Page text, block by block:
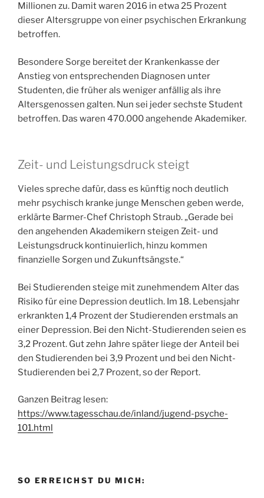
Millionen zu. Damit waren 2016 in etwa 25 Prozent
dieser Altersgruppe von einer psychischen Erkrankung
betroffen.
Besondere Sorge bereitet der Krankenkasse der
Anstieg von entsprechenden Diagnosen unter
Studenten, die früher als weniger anfällig als ihre
Altersgenossen galten. Nun sei jeder sechste Student
betroffen. Das waren 470.000 angehende Akademiker.
Zeit- und Leistungsdruck steigt
Vieles spreche dafür, dass es künftig noch deutlich
mehr psychisch kranke junge Menschen geben werde,
erklärte Barmer-Chef Christoph Straub. „Gerade bei
den angehenden Akademikern steigen Zeit- und
Leistungsdruck kontinuierlich, hinzu kommen
finanzielle Sorgen und Zukunftsängste.“
Bei Studierenden steige mit zunehmendem Alter das
Risiko für eine Depression deutlich. Im 18. Lebensjahr
erkrankten 1,4 Prozent der Studierenden erstmals an
einer Depression. Bei den Nicht-Studierenden seien es
3,2 Prozent. Gut zehn Jahre später liege der Anteil bei
den Studierenden bei 3,9 Prozent und bei den Nicht-
Studierenden bei 2,7 Prozent, so der Report.
Ganzen Beitrag lesen:
https://www.tagesschau.de/inland/jugend-psyche-
101.html
SO ERREICHST DU MICH: